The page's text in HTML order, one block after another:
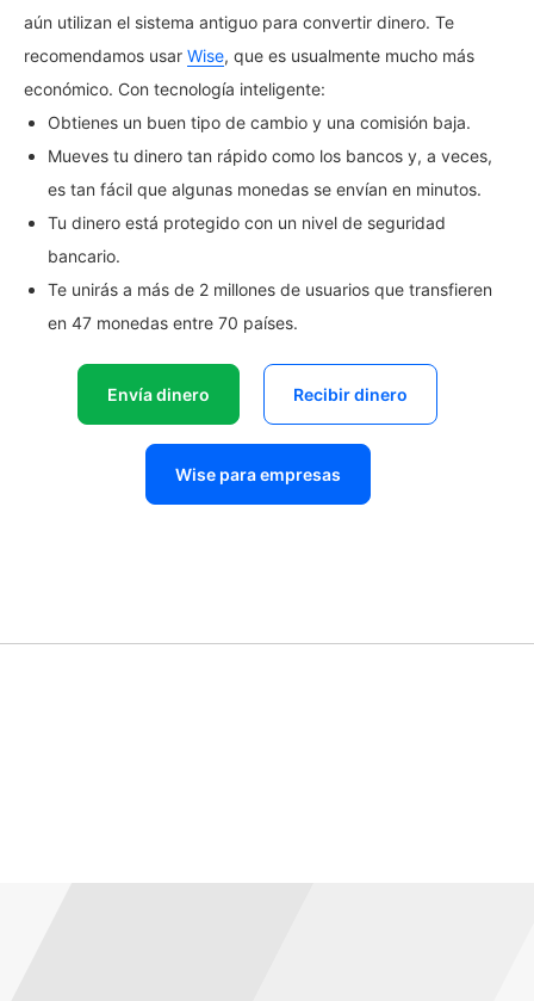
aún utilizan el sistema antiguo para convertir dinero. Te
recomendamos usar Wise, que es usualmente mucho más
económico. Con tecnología inteligente:
Obtienes un buen tipo de cambio y una comisión baja.
Mueves tu dinero tan rápido como los bancos y, a veces,
es tan fácil que algunas monedas se envían en minutos.
Tu dinero está protegido con un nivel de seguridad
bancario.
Te unirás a más de 2 millones de usuarios que transfieren
en 47 monedas entre 70 países.
Envía dinero Recibir dinero
Wise para empresas